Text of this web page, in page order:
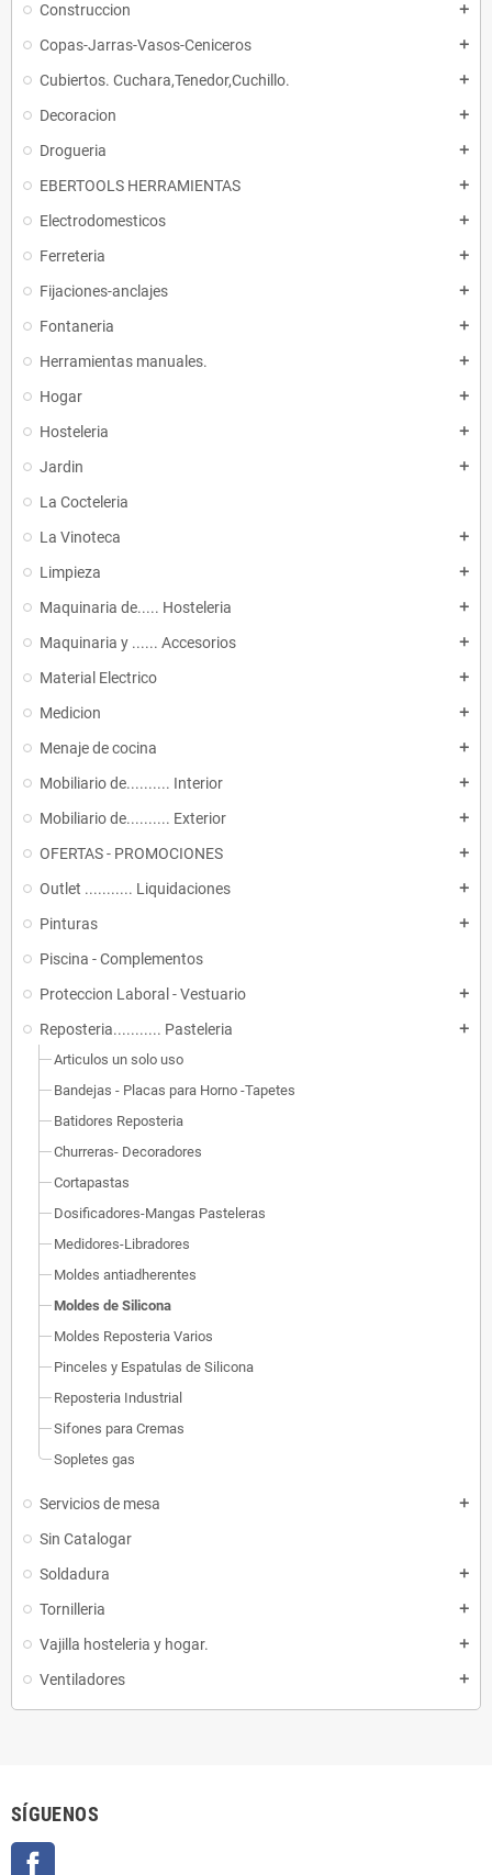
Construccion add
Copas-Jarras-Vasos-Ceniceros add
Cubiertos. Cuchara,Tenedor,Cuchillo. add
Decoracion add
Drogueria add
EBERTOOLS HERRAMIENTAS add
Electrodomesticos add
Ferreteria add
Fijaciones-anclajes add
Fontaneria add
Herramientas manuales. add
Hogar add
Hosteleria add
Jardin add
La Cocteleria
La Vinoteca
add
Limpieza add
Maquinaria de..... Hosteleria add
Maquinaria y ...... Accesorios add
Material Electrico add
Medicion add
Menaje de cocina add
Mobiliario de.......... Interior add
Mobiliario de.......... Exterior add
OFERTAS - PROMOCIONES add
Outlet ........... Liquidaciones add
Pinturas add
Piscina - Complementos
Proteccion Laboral - Vestuario
add
Reposteria........... Pasteleria add
Articulos un solo uso
Bandejas - Placas para Horno -Tapetes
Batidores Reposteria
Churreras- Decoradores
Cortapastas
Dosificadores-Mangas Pasteleras
Medidores-Libradores
Moldes antiadherentes
Moldes de Silicona
Moldes Reposteria Varios
Pinceles y Espatulas de Silicona
Reposteria Industrial
Sifones para Cremas
Sopletes gas
Servicios de mesa add
Sin Catalogar
Soldadura
add
Tornilleria add
Vajilla hosteleria y hogar. add
Ventiladores add
SÍGUENOS